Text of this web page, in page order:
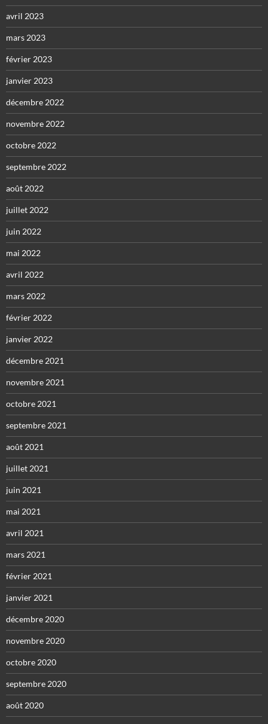
avril 2023
mars 2023
février 2023
janvier 2023
décembre 2022
novembre 2022
octobre 2022
septembre 2022
août 2022
juillet 2022
juin 2022
mai 2022
avril 2022
mars 2022
février 2022
janvier 2022
décembre 2021
novembre 2021
octobre 2021
septembre 2021
août 2021
juillet 2021
juin 2021
mai 2021
avril 2021
mars 2021
février 2021
janvier 2021
décembre 2020
novembre 2020
octobre 2020
septembre 2020
août 2020